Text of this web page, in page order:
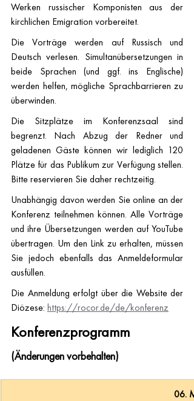
Werken russischer Komponisten aus der
kirchlichen Emigration vorbereitet.
Die Vorträge werden auf Russisch und
Deutsch verlesen. Simultanübersetzungen in
beide Sprachen (und ggf. ins Englische)
werden helfen, mögliche Sprachbarrieren zu
überwinden.
Die Sitzplätze im Konferenzsaal sind
begrenzt. Nach Abzug der Redner und
geladenen Gäste können wir lediglich 120
Plätze für das Publikum zur Verfügung stellen.
Bitte reservieren Sie daher rechtzeitig.
Unabhängig davon werden Sie online an der
Konferenz teilnehmen können. Alle Vorträge
und ihre Übersetzungen werden auf YouTube
übertragen. Um den Link zu erhalten, müssen
Sie jedoch ebenfalls das Anmeldeformular
ausfüllen.
Die Anmeldung erfolgt über die Website der
Diözese: https://rocor.de/de/konferenz
Konferenzprogramm
(Änderungen vorbehalten)
06.